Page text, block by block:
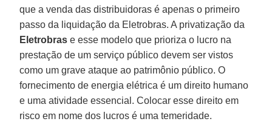
que a venda das distribuidoras é apenas o primeiro
passo da liquidação da Eletrobras. A privatização da
Eletrobras e esse modelo que prioriza o lucro na
prestação de um serviço público devem ser vistos
como um grave ataque ao patrimônio público. O
fornecimento de energia elétrica é um direito humano
e uma atividade essencial. Colocar esse direito em
risco em nome dos lucros é uma temeridade.